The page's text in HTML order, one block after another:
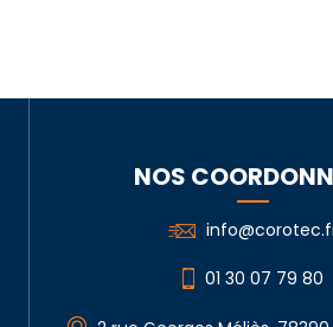
NOS
01 30 07 79 80